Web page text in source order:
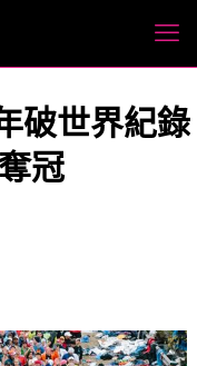
破世界紀錄
冠